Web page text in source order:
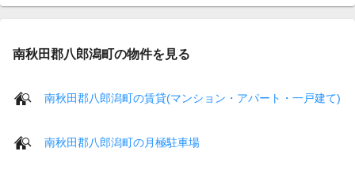
南秋田郡八郎潟町の物件を見る
南秋田郡八郎潟町の賃貸(マンション・アパート・一戸建て)
南秋田郡八郎潟町の月極駐車場